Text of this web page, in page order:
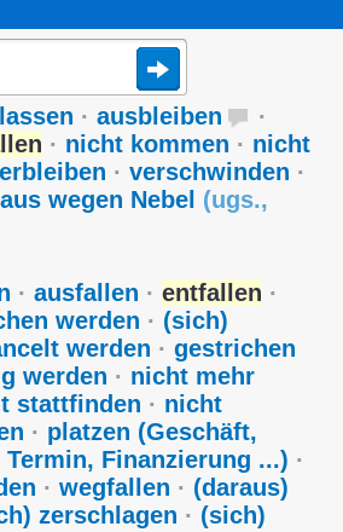
· ausbleiben
·
· nicht kommen · nicht
· verschwinden ·
wegen Nebel (ugs.,
· ausfallen · entfallen ·
werden · (sich)
werden · gestrichen
werden · nicht mehr
stattfinden · nicht
· platzen (Geschäft,
Finanzierung ...) ·
· wegfallen · (daraus)
zerschlagen · (sich)